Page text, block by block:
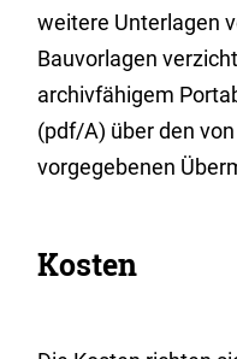
weitere Unterlagen
Bauvorlagen
archivfähigem
(pdf/A) über den
vorgegebenen
Kosten